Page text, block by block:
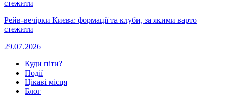
Рейв-вечірки Києва: формації та клуби, за якими варто
стежити
29.07.2026
Куди піти?
Події
Цікаві місця
Блог